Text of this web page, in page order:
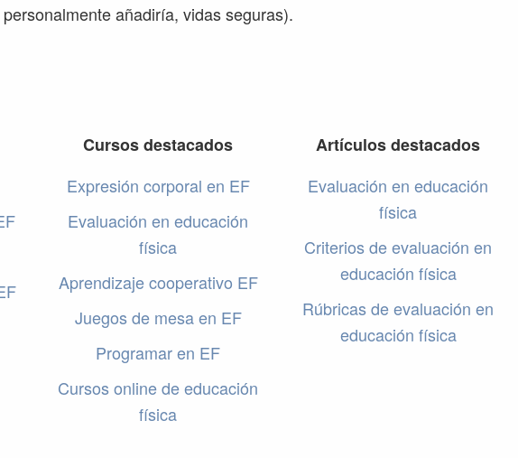
añadiría, vidas seguras).
Cursos destacados
Expresión corporal en EF
Evaluación en educación
física
Aprendizaje cooperativo EF
Juegos de mesa en EF
Programar en EF
Cursos online de educación
física
Artículos destacados
Evaluación en educación
física
Criterios de evaluación en
educación física
Rúbricas de evaluación en
educación física